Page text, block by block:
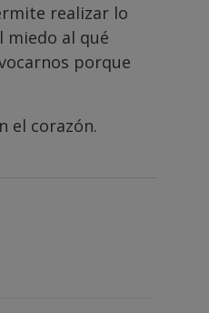
realizar lo
miedo al qué
porque
el corazón.